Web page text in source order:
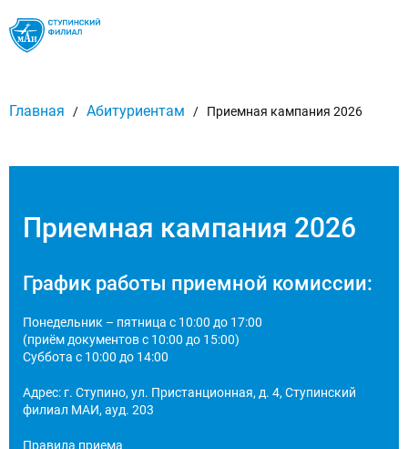
Кафедры
Версия для
слабовидящих
A A A
Настройка межбуквенных интервалов
Настройка вида шрифта
A A
Без изображеий / с изображениями
Главная / Абитуриентам / Приемная кампания 2026
Приемная кампания 2026
График работы приемной комиссии:
Понедельник – пятница с 10:00 до 17:00
(приём документов с 10:00 до 15:00)
Суббота с 10:00 до 14:00
Адрес: г. Ступино, ул. Пристанционная, д. 4, Ступинский
филиал МАИ, ауд. 203
Правила приема